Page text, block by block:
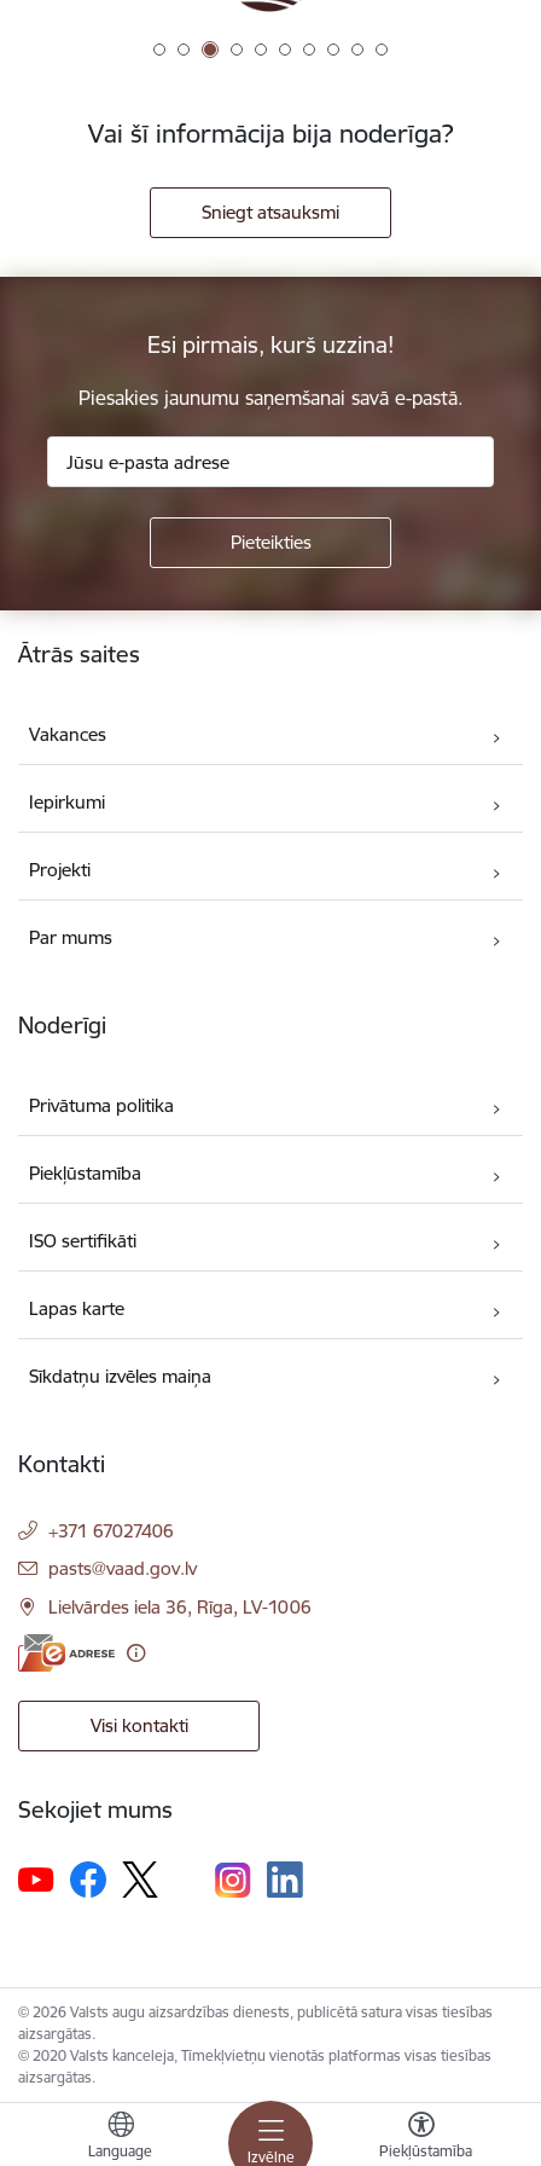
Izvēlne
Language Piekļūstamība
Vai šī informācija bija noderīga?
Sniegt atsauksmi
Esi pirmais, kurš uzzina!
Piesakies jaunumu saņemšanai savā e-pastā.
Kājene
Ātrās saites
Vakances
Iepirkumi
Projekti
Par mums
Noderīgi
Privātuma politika
Piekļūstamība
ISO sertifikāti
Lapas karte
Sīkdatņu izvēles maiņa
Kontakti
+371 67027406
E-pasts:
pasts@vaad.gov.lv
Lielvārdes iela 36, Rīga, LV-1006
Visi kontakti
Sekojiet mums
© 2026 Valsts augu aizsardzības dienests, publicētā satura visas tiesības
aizsargātas.
© 2020 Valsts kanceleja, Tīmekļvietņu vienotās platformas visas tiesības
aizsargātas.